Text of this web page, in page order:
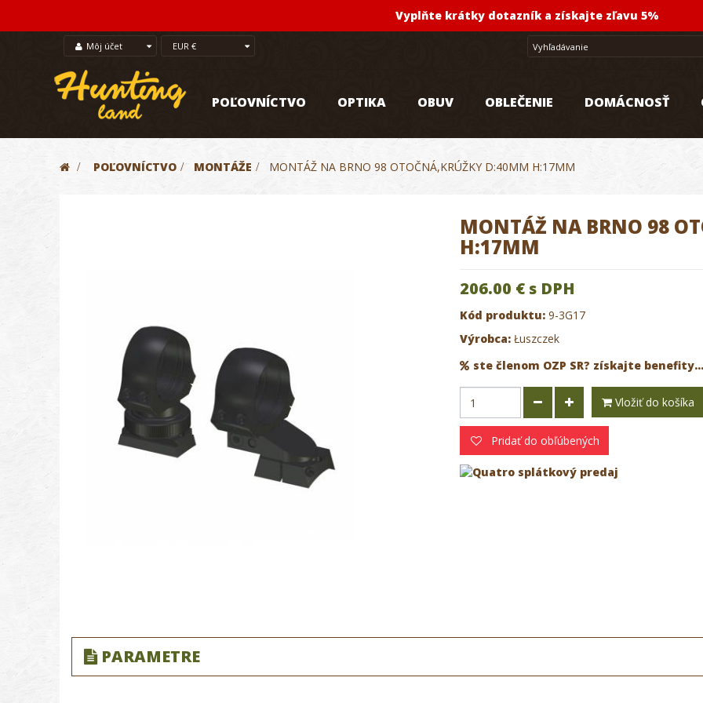
Vyplňte krátky dotazník a získajte zľavu 5%
Môj účet EUR €
POĽOVNÍCTVO OPTIKA OBUV OBLEČENIE DOMÁCNOSŤ
> POĽOVNÍCTVO > MONTÁŽE > MONTÁŽ NA BRNO 98 OTOČNÁ,KRÚŽKY D:40MM H:17MM
MONTÁŽ NA BRNO 98
H:17MM
206.00 €s DPH
Kód produktu: 9-3G17
Výrobca: Łuszczek
ste členom OZP SR? získajte benefity...
Vložiť do košíka
Pridať do obľúbených
PARAMETRE